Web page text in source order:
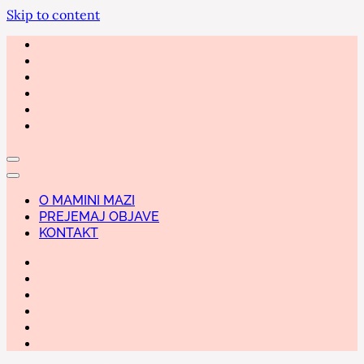
Skip to content
O MAMINI MAZI
PREJEMAJ OBJAVE
KONTAKT